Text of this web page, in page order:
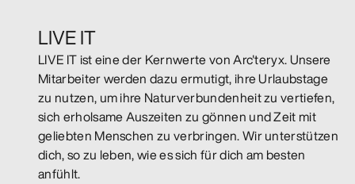
LIVE IT
LIVE IT ist eine der Kernwerte von Arc'teryx. Unsere
Mitarbeiter werden dazu ermutigt, ihre Urlaubstage
zu nutzen, um ihre Naturverbundenheit zu vertiefen,
sich erholsame Auszeiten zu gönnen und Zeit mit
geliebten Menschen zu verbringen. Wir unterstützen
dich, so zu leben, wie es sich für dich am besten
anfühlt.